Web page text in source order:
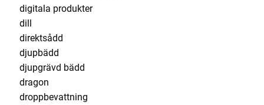
digitala produkter
dill
direktsådd
djupbädd
djupgrävd bädd
dragon
droppbevattning